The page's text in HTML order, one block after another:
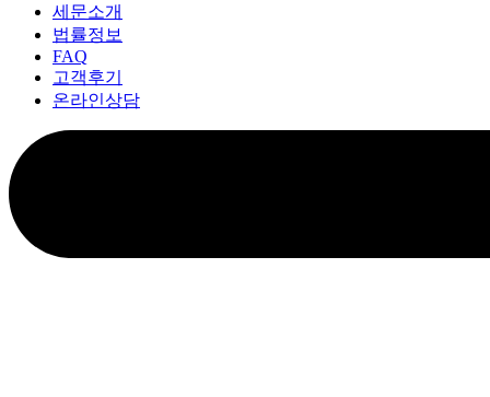
세문소개
법률정보
FAQ
고객후기
온라인상담